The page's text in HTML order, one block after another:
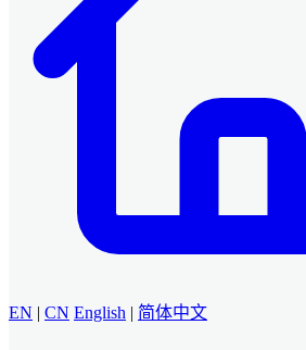
EN | CN English | 简体中文